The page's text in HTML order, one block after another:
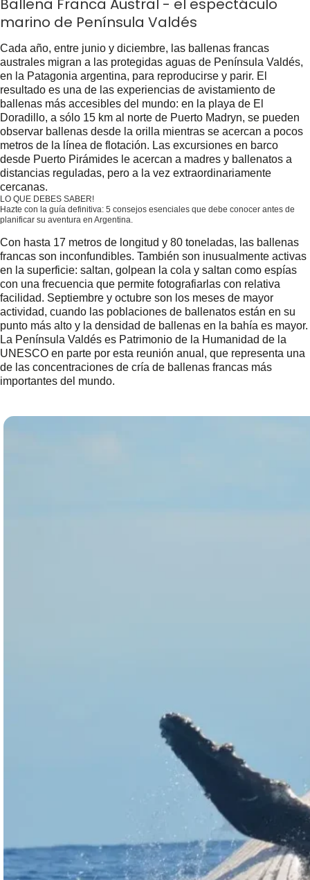
Ballena Franca Austral - el espectáculo
marino de Península Valdés
Cada año, entre junio y diciembre, las ballenas francas
australes migran a las protegidas aguas de Península Valdés,
en la Patagonia argentina, para reproducirse y parir. El
resultado es una de las experiencias de avistamiento de
ballenas más accesibles del mundo: en la playa de El
Doradillo, a sólo 15 km al norte de Puerto Madryn, se pueden
observar ballenas desde la orilla mientras se acercan a pocos
metros de la línea de flotación. Las excursiones en barco
desde Puerto Pirámides le acercan a madres y ballenatos a
distancias reguladas, pero a la vez extraordinariamente
cercanas.
LO QUE DEBES SABER!
Hazte con la guía definitiva: 5 consejos esenciales que debe conocer antes de
planificar su aventura en Argentina.
Con hasta 17 metros de longitud y 80 toneladas, las ballenas
francas son inconfundibles. También son inusualmente activas
en la superficie: saltan, golpean la cola y saltan como espías
con una frecuencia que permite fotografiarlas con relativa
facilidad. Septiembre y octubre son los meses de mayor
actividad, cuando las poblaciones de ballenatos están en su
punto más alto y la densidad de ballenas en la bahía es mayor.
La Península Valdés es Patrimonio de la Humanidad de la
UNESCO en parte por esta reunión anual, que representa una
de las concentraciones de cría de ballenas francas más
importantes del mundo.